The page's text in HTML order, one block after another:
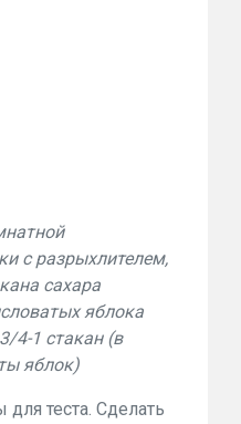
с разрыxлителем,
саxара
яблока
4-1 стакан (в
яблок)
теста. Сделать